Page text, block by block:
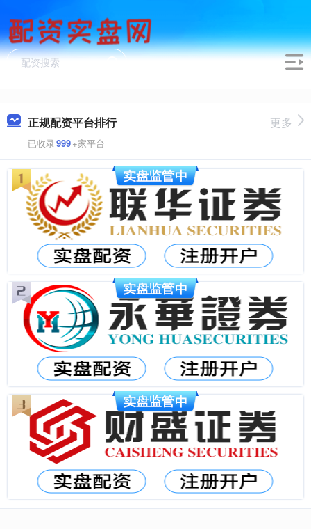
正规配资平台排行
已收录999+家平台
更多